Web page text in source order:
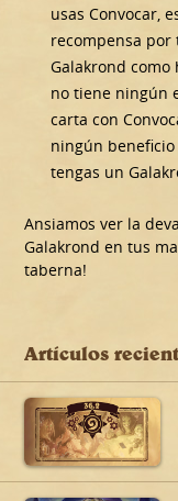
usas Convocar,
recompensa por
Galakrond como
no tiene ningún
carta con
ningún
tengas un
Ansiamos ver la
Galakrond en tus
taberna!
Artículos